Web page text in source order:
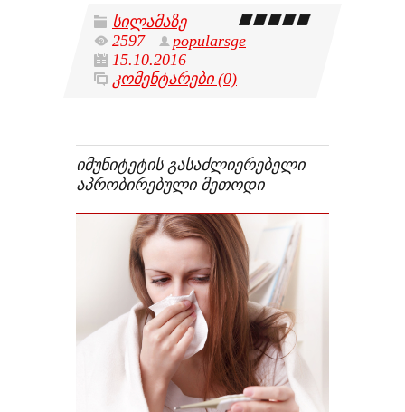
სილამაზე
2597
popularsge
15.10.2016
კომენტარები (0)
ᲘᲛᲣᲜᲘᲢᲔᲢᲘᲡ ᲒᲐᲡᲐᲫᲚᲘᲔᲠᲔᲑᲔᲚᲘ
ᲐᲞᲠᲝᲑᲘᲠᲔᲑᲣᲚᲘ ᲛᲔᲗᲝᲓᲘ